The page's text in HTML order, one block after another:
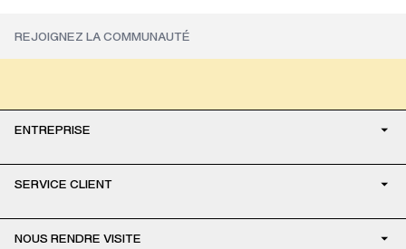
ENTREPRISE
SERVICE CLIENT
NOUS RENDRE VISITE